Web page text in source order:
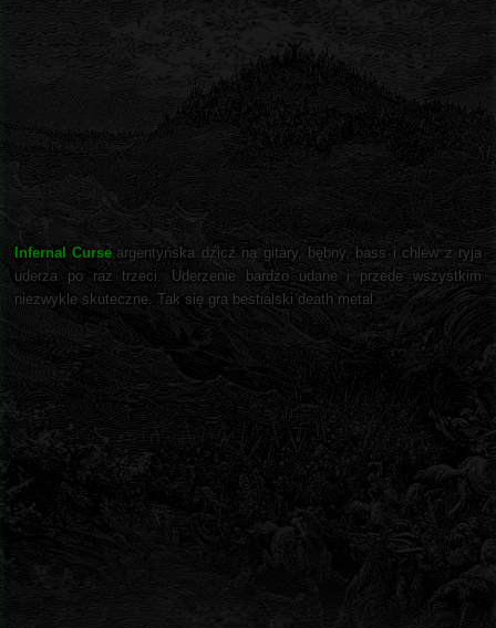
Infernal Curse,argentyńska dzicz na gitary, bębny, bass i chlew z ryja
uderza po raz trzeci. Uderzenie bardzo udane i przede wszystkim
niezwykle skuteczne. Tak się gra bestialski death metal.